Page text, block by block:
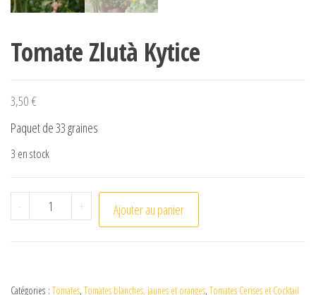
Tomate Zlutà Kytice
3,50 €
Paquet de 33 graines
3 en stock
- quantité de Tomate Zlutà Kytice
+ Ajouter au panier
Catégories : Tomates, Tomates blanches, jaunes et oranges, Tomates Cerises et Cocktail